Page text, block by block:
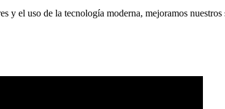
y el uso de la tecnología moderna, mejoramos